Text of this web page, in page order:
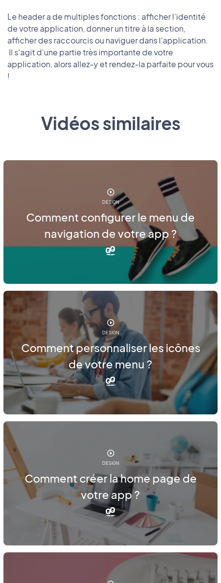
Le header a de multiples fonctions : afficher l'identité
de votre application, donner un titre à la section,
afficher des raccourcis ou naviguer dans l'application.
Il s'agit d'une partie très importante de votre
application, alors allez-y et rendez-la parfaite pour vous
!
Vidéos similaires
DESIGN
Comment configurer le menu de
navigation de votre app ?
DESIGN
Comment personnaliser les icônes
de votre menu ?
DESIGN
Comment créer la home page de
votre app ?